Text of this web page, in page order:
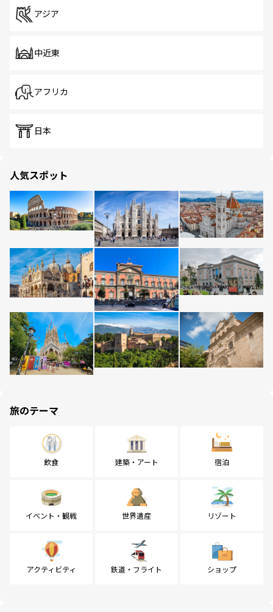
アジア
中近東
アフリカ
日本
人気スポット
旅のテーマ
飲食 建築・アート 宿泊
イベント・観戦 世界遺産 リゾート
アクティビティ 鉄道・フライト ショップ